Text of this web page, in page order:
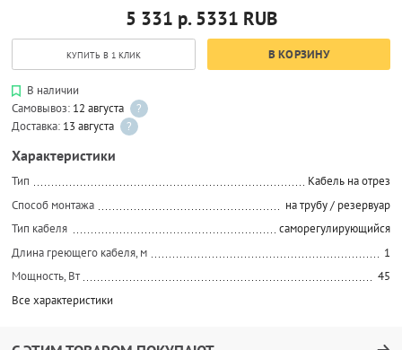
5 331 р. 5331 RUB
КУПИТЬ В 1 КЛИК В КОРЗИНУ
В наличии
Самовывоз: 12 августа
?
Доставка: 13 августа ?
Характеристики
Тип
Кабель на отрез
Способ монтажа
на трубу / резервуар
Тип кабеля
саморегулирующийся
Длина греющего кабеля, м
1
Мощность, Вт
45
Все характеристики